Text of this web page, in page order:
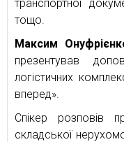
транспортної
тощо.
Максим
презентував
логістичних
вперед».
Спікер розповів
складської